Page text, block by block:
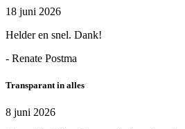
18 juni 2026
Helder en snel. Dank!
- Renate Postma
Transparant in alles
8 juni 2026